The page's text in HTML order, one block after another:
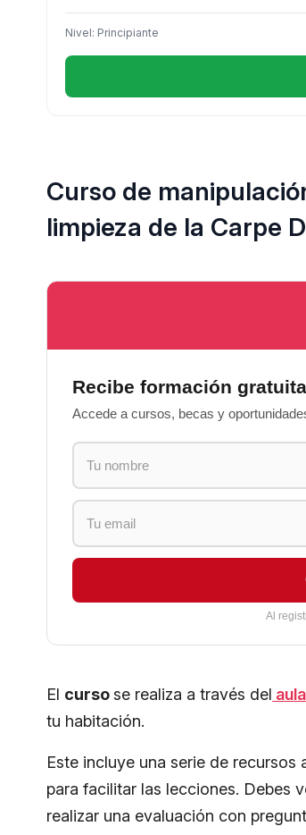
Nivel: Principiante
Curso de
limpieza de la Carpe
Recibe formación gratuita
Accede a cursos, becas y
Al
El cursose realiza a través del
tu habitación.
Este incluye una serie de
para facilitar las lecciones. Debes
realizar una evaluación con